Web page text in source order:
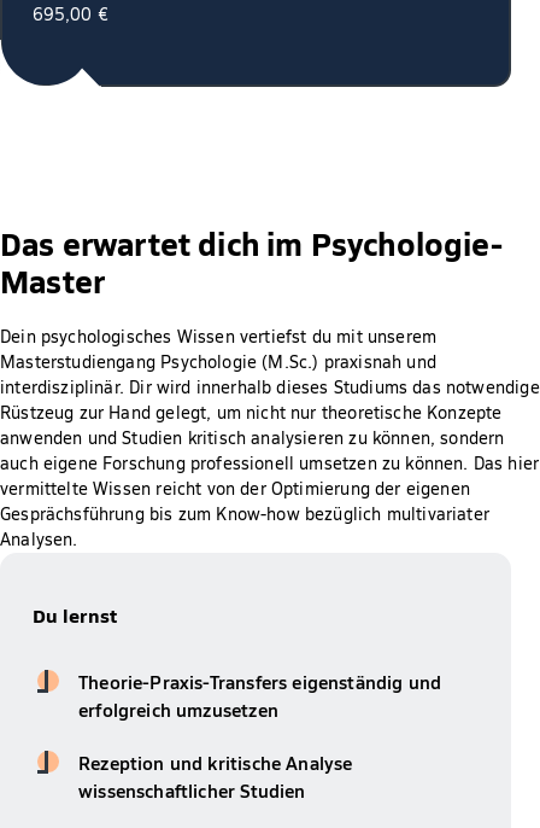
695,00 €
Das erwartet dich im Psychologie-
Master
Dein psychologisches Wissen vertiefst du mit unserem
Masterstudiengang Psychologie (M.Sc.) praxisnah und
interdisziplinär. Dir wird innerhalb dieses Studiums das notwendige
Rüstzeug zur Hand gelegt, um nicht nur theoretische Konzepte
anwenden und Studien kritisch analysieren zu können, sondern
auch eigene Forschung professionell umsetzen zu können. Das hier
vermittelte Wissen reicht von der Optimierung der eigenen
Gesprächsführung bis zum Know-how bezüglich multivariater
Analysen.
Du lernst
Theorie-Praxis-Transfers eigenständig und
erfolgreich umzusetzen
Rezeption und kritische Analyse
wissenschaftlicher Studien